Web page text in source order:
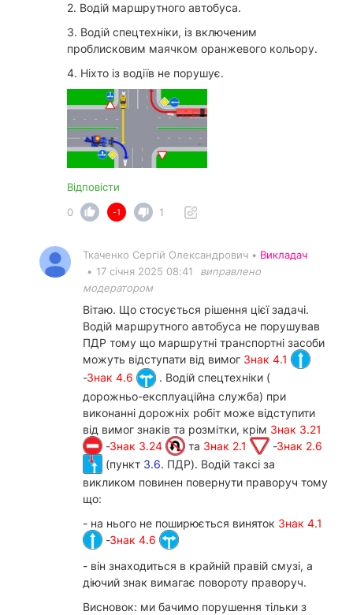
2. Водiй маршрутного автобуса.
3. Водій спецтехніки, із включеним
проблисковим маячком оранжевого кольору.
4. Ніхто із водіїв не порушує.
Відповісти
0
-1 1
Ткаченко Сергій Олександрович • Викладач
• 17 січня 2025 08:41
виправлено
модератором
Вітаю. Що стосується рішення цієї задачі.
Водій маршрутного автобуса не порушував
ПДР тому що маршрутні транспортні засоби
можуть відступати від вимог Знак 4.1
-Знак 4.6
. Водій спецтехніки (
дорожньо-експлуаційна служба) при
виконанні дорожніх робіт може відступити
від вимог знаків та розмітки, крім Знак 3.21
-Знак 3.24 та Знак 2.1 -Знак 2.6
(пункт 3.6. ПДР). Водій таксі за
викликом повинен повернути праворуч тому
що:
- на нього не поширюється виняток Знак 4.1
-Знак 4.6
- він знаходиться в крайній правій смузі, а
діючий знак вимагає повороту праворуч.
Висновок: ми бачимо порушення тільки з